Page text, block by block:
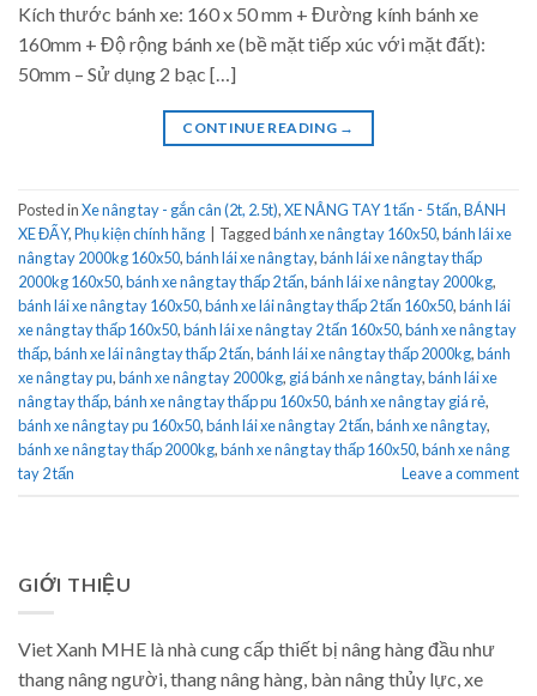
Kích thước bánh xe: 160 x 50 mm + Đường kính bánh xe
160mm + Độ rộng bánh xe (bề mặt tiếp xúc với mặt đất):
50mm – Sử dụng 2 bạc […]
CONTINUE READING →
Posted inXe nâng tay - gắn cân (2t, 2.5t),XE NÂNG TAY 1 tấn - 5 tấn,BÁNH
XE ĐẨY,Phụ kiện chính hãng Taggedbánh xe nâng tay 160x50,bánh lái xe
nâng tay 2000kg 160x50,bánh lái xe nâng tay,bánh lái xe nâng tay thấp
2000kg 160x50,bánh xe nâng tay thấp 2 tấn,bánh lái xe nâng tay 2000kg,
bánh lái xe nâng tay 160x50,bánh xe lái nâng tay thấp 2 tấn 160x50,bánh lái
xe nâng tay thấp 160x50,bánh lái xe nâng tay 2 tấn 160x50,bánh xe nâng tay
thấp,bánh xe lái nâng tay thấp 2 tấn,bánh lái xe nâng tay thấp 2000kg,bánh
xe nâng tay pu,bánh xe nâng tay 2000kg, giá bánh xe nâng tay,bánh lái xe
nâng tay thấp,bánh xe nâng tay thấp pu 160x50,bánh xe nâng tay giá rẻ,
bánh xe nâng tay pu 160x50,bánh lái xe nâng tay 2 tấn,bánh xe nâng tay,
bánh xe nâng tay thấp 2000kg,bánh xe nâng tay thấp 160x50,bánh xe nâng
tay 2 tấn
Leave a comment
GIỚI THIỆU
Viet Xanh MHE là nhà cung cấp thiết bị nâng hàng đầu như
thang nâng người, thang nâng hàng, bàn nâng thủy lực, xe